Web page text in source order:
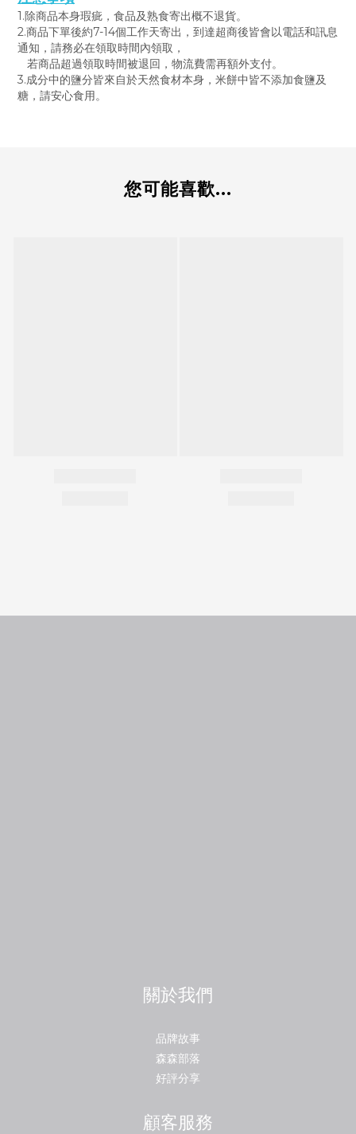
1.除商品本身瑕疵，食品及熟食寄出概不退貨。
2.商品下單後約7-14個工作天寄出，到達超商後皆會以電話和訊息
通知，請務必在領取時間內領取，
若商品超過領取時間被退回，物流費需再額外支付。
3.成分中的鹽分皆來自於天然食材本身，米餅中皆不添加食鹽及
糖，請安心食用。
您可能喜歡...
關於我們
品牌故事
森森部落
好評分享
顧客服務